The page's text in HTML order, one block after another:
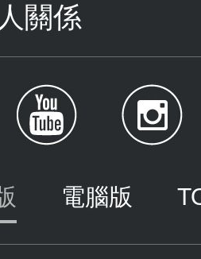
關係
電腦版